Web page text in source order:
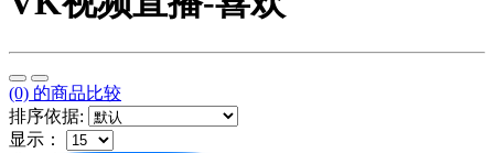
(0) 的商品比较
排序依据:
显示：